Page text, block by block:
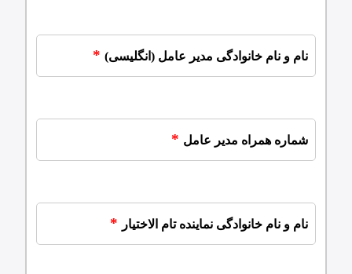
نام و نام خانوادگی مدیر عامل (انگلیسی)
شماره همراه مدیر عامل
نام و نام خانوادگی نماینده تام الاختیار